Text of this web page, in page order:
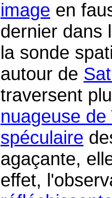
image en
dernier dans
la sonde
autour de
traversent
nuageuse de
spéculaire
agaçante,
effet,